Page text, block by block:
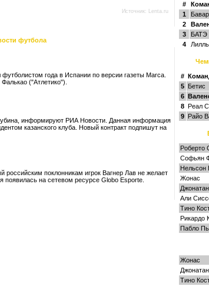
Источник: Lenta.ru
футбола
года в Испании по версии газеты Marca.
("Атлетико").
информируют РИА Новости. Данная информация
казанского клуба. Новый контракт подпишут на
российским поклонникам игрок Вагнер Лав не желает
на сетевом ресурсе Globo Esporte.
#
1
2
3
БАТЭ
4
Лилль
#
5 Бетис
6
8 Реал
9 Райо
Роберто
Софьян
Нельсон
Жонас
Али
Тино
Рикардо
Пабло
Жонас
Тино